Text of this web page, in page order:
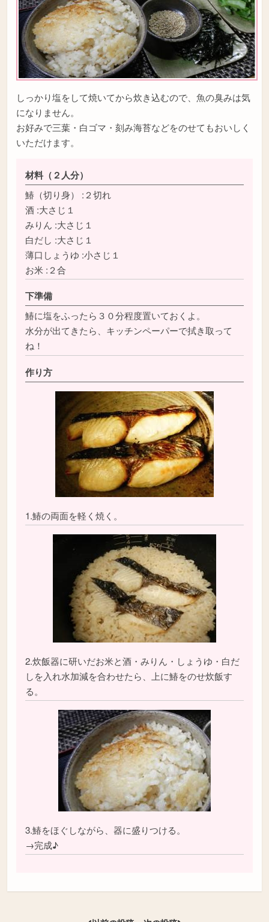
しっかり塩をして焼いてから炊き込むので、魚の臭みは気
になりません。
お好みで三葉・白ゴマ・刻み海苔などをのせてもおいしく
いただけます。
材料（２人分）
鰆（切り身） :２切れ
酒 :大さじ１
みりん :大さじ１
白だし :大さじ１
薄口しょうゆ :小さじ１
お米 :２合
下準備
鰆に塩をふったら３０分程度置いておくよ。
水分が出てきたら、キッチンペーパーで拭き取って
ね！
作り方
1.鰆の両面を軽く焼く。
2.炊飯器に研いだお米と酒・みりん・しょうゆ・白だ
しを入れ水加減を合わせたら、上に鰆をのせ炊飯す
る。
3.鰆をほぐしながら、器に盛りつける。
→完成♪